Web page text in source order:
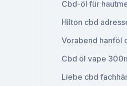
Cbd-öl für
Hilton cbd
Vorabend hanföl
Cbd öl vape
Liebe cbd